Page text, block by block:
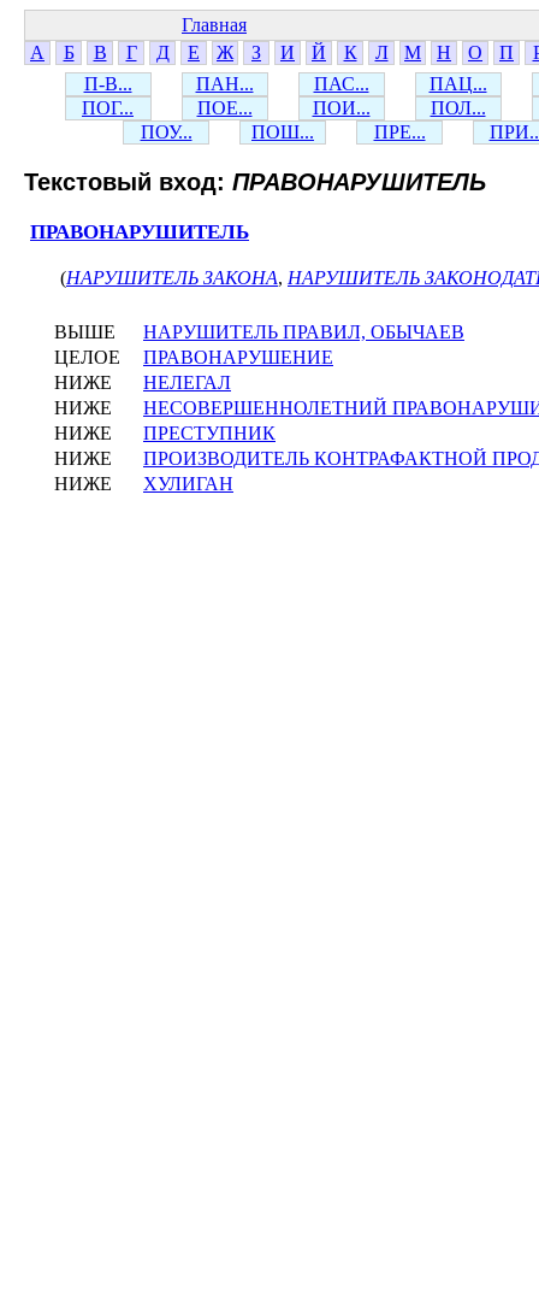
Главная
А
Б В Г Д Е Ж З И Й К Л М Н О П
П-В...
ПАН... ПАС...
ПАЦ...
ПОГ...
ПОЕ... ПОИ...
ПОЛ...
ПОУ...
ПОШ... ПРЕ...
Текстовый вход: ПРАВОНАРУШИТЕЛЬ
ПРАВОНАРУШИТЕЛЬ
(НАРУШИТЕЛЬ ЗАКОНА, НАРУШИТЕЛЬ
ВЫШЕ
НАРУШИТЕЛЬ ПРАВИЛ, ОБЫЧАЕВ
ЦЕЛОЕ
ПРАВОНАРУШЕНИЕ
НИЖЕ
НЕЛЕГАЛ
НИЖЕ
НЕСОВЕРШЕННОЛЕТНИЙ
НИЖЕ
ПРЕСТУПНИК
НИЖЕ
ПРОИЗВОДИТЕЛЬ КОНТРАФАКТНОЙ
НИЖЕ
ХУЛИГАН